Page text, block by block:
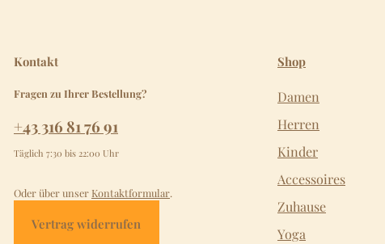
Kontakt
Fragen zu Ihrer Bestellung?
+43 316 81 76 91
Täglich 7:30 bis 22:00 Uhr
Oder über unser Kontaktformular.
Vertrag widerrufen
Shop
Damen
Herren
Kinder
Accessoires
Zuhause
Yoga